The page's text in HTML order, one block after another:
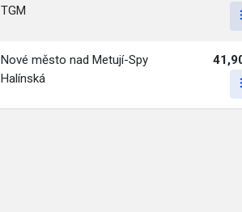
TGM
Nové město nad Metují-Spy
Halínská